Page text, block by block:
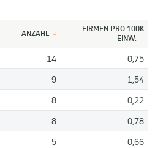
ANZAHL ↓
FIRMEN PRO 100K
EINW.
14
0,75
9
1,54
8
0,22
8
0,78
5
0,66